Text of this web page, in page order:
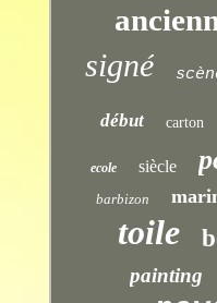
signé
début carton
ecole siècle
barbizon
toile
painting